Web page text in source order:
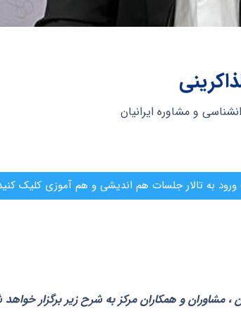
و مشاوره ایرانیان
به تالار جلسات هم اندیشی و هم آموزی کلیک
و همکاران مرکز به شرح زیر برگزار